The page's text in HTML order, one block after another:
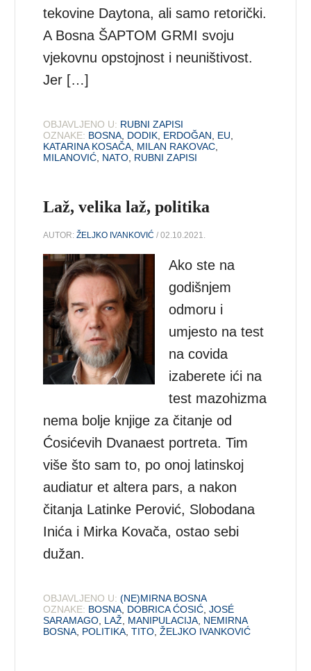
tekovine Daytona, ali samo retorički.
A Bosna ŠAPTOM GRMI svoju
vjekovnu opstojnost i neuništivost.
Jer […]
OBJAVLJENO U: RUBNI ZAPISI
OZNAKE: BOSNA DODIK ERDOĞAN EU
KATARINA KOSAČA MILAN RAKOVAC
MILANOVIĆ NATO RUBNI ZAPISI
Laž, velika laž, politika
AUTOR:ŽELJKO IVANKOVIĆ / 02.10.2021.
Ako ste na
godišnjem
odmoru i
umjesto na test
na covida
izaberete ići na
test mazohizma
nema bolje knjige za čitanje od
Ćosićevih Dvanaest portreta. Tim
više što sam to, po onoj latinskoj
audiatur et altera pars, a nakon
čitanja Latinke Perović, Slobodana
Inića i Mirka Kovača, ostao sebi
dužan.
OBJAVLJENO U: (NE)MIRNA BOSNA
OZNAKE: BOSNA DOBRICA ĆOSIĆ ,JOSÉ
SARAMAGO LAŽ MANIPULACIJA NEMIRNA
BOSNA POLITIKA ,TITO ,ŽELJKO IVANKOVIĆ